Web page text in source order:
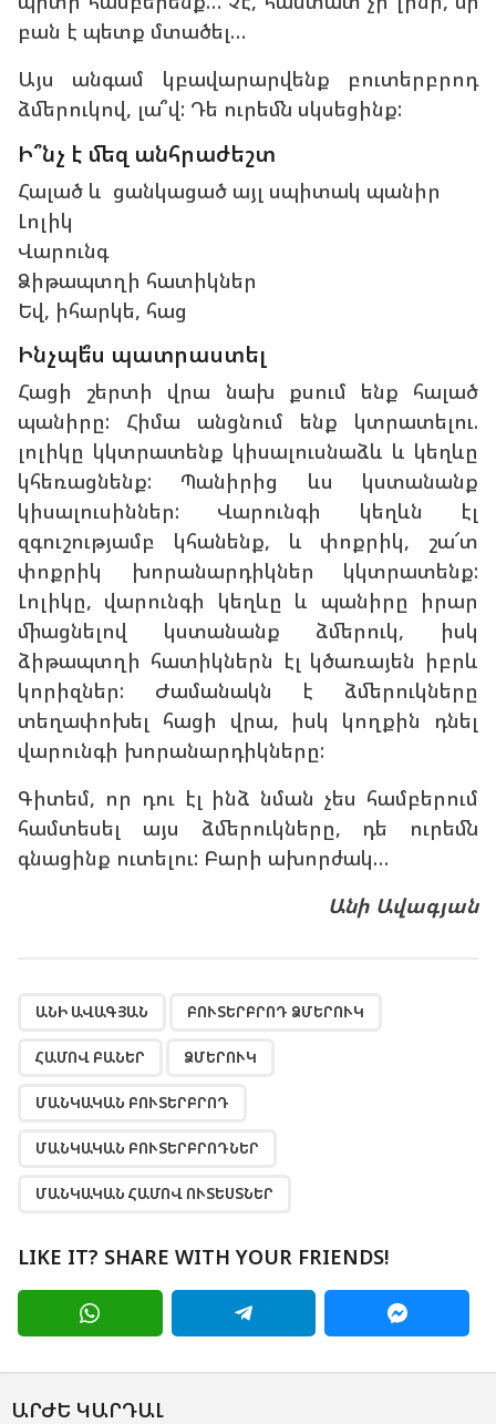
բան է պետք մտածել…
Այս անգամ կբավարարվենք բուտերբրոդ
ձմերուկով, լա՞վ: Դե ուրեմն սկսեցինք:
Ի՞նչ է մեզ անհրաժեշտ
Հալած և ցանկացած այլ սպիտակ պանիր
Լոլիկ
Վարունգ
Ձիթապտղի հատիկներ
Եվ, իհարկե, հաց
Ինչպե՞ս պատրաստել
Հացի շերտի վրա նախ քսում ենք հալած
պանիրը: Հիմա անցնում ենք կտրատելու.
լոլիկը կկտրատենք կիսալուսնաձև և կեղևը
կհեռացնենք: Պանիրից ևս կստանանք
կիսալուսիններ: Վարունգի կեղևն էլ
զգուշությամբ կհանենք, և փոքրիկ, շա՜տ
փոքրիկ խորանարդիկներ կկտրատենք:
Լոլիկը, վարունգի կեղևը և պանիրը իրար
միացնելով կստանանք ձմերուկ, իսկ
ձիթապտղի հատիկներն էլ կծառայեն իբրև
կորիզներ: Ժամանակն է ձմերուկները
տեղափոխել հացի վրա, իսկ կողքին դնել
վարունգի խորանարդիկները:
Գիտեմ, որ դու էլ ինձ նման չես համբերում
համտեսել այս ձմերուկները, դե ուրեմն
գնացինք ուտելու: Բարի ախորժակ…
Անի Ավագյան
ԱՆԻ ԱՎԱԳՅԱՆ ԲՈՒՏԵՐԲՐՈԴ ՁՄԵՐՈՒԿ
ՀԱՄՈՎ ԲԱՆԵՐ ՁՄԵՐՈՒԿ
ՄԱՆԿԱԿԱՆ ԲՈՒՏԵՐԲՐՈԴ
ՄԱՆԿԱԿԱՆ ԲՈՒՏԵՐԲՐՈԴՆԵՐ
ՄԱՆԿԱԿԱՆ ՀԱՄՈՎ ՈՒՏԵՍՏՆԵՐ
LIKE IT? SHARE WITH YOUR FRIENDS!
ԱՐԺԵ ԿԱՐԴԱԼ